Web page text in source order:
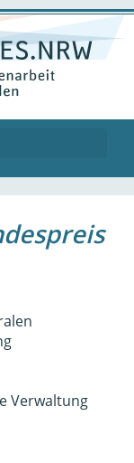
Verwaltung